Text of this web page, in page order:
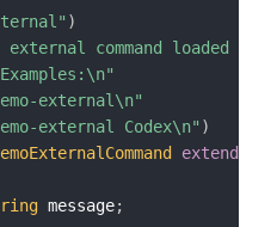
)
external command loaded
external\n"
external Codex\n" )
extends
message;